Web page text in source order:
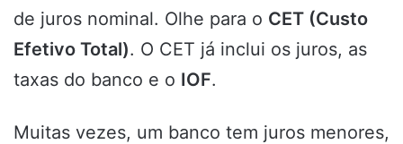
de juros nominal. Olhe para o CET (Custo
Efetivo Total). O CET já inclui os juros, as
taxas do banco e o IOF.
Muitas vezes, um banco tem juros menores,